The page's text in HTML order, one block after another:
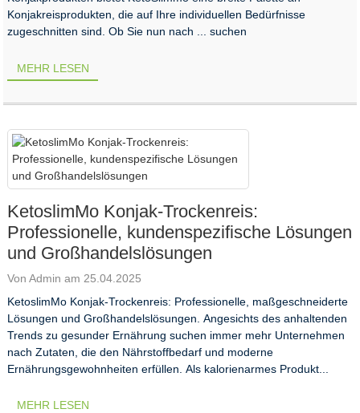
Konjakreisprodukten, die auf Ihre individuellen Bedürfnisse
zugeschnitten sind. Ob Sie nun nach ... suchen
MEHR LESEN
KetoslimMo Konjak-Trockenreis:
Professionelle, kundenspezifische Lösungen
und Großhandelslösungen
Von Admin am 25.04.2025
KetoslimMo Konjak-Trockenreis: Professionelle, maßgeschneiderte
Lösungen und Großhandelslösungen. Angesichts des anhaltenden
Trends zu gesunder Ernährung suchen immer mehr Unternehmen
nach Zutaten, die den Nährstoffbedarf und moderne
Ernährungsgewohnheiten erfüllen. Als kalorienarmes Produkt...
MEHR LESEN